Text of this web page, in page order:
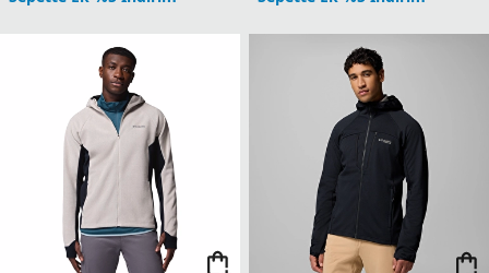
Sweater Weather Tam
Fermuarlı Erkek Polar
4.399,96TL 10.999,90
Columbia Dünyası Üyelerine
Sepette Ek %5 İndirim
Triple Canyon Grid Fz II
Erkek Polar Üst
4.399,96
TL 10.999,90
Columbia Dünyası Üyelerine
Sepette Ek %5 İndirim